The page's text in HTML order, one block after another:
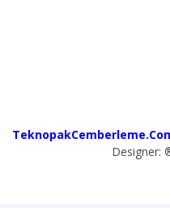
Designer: